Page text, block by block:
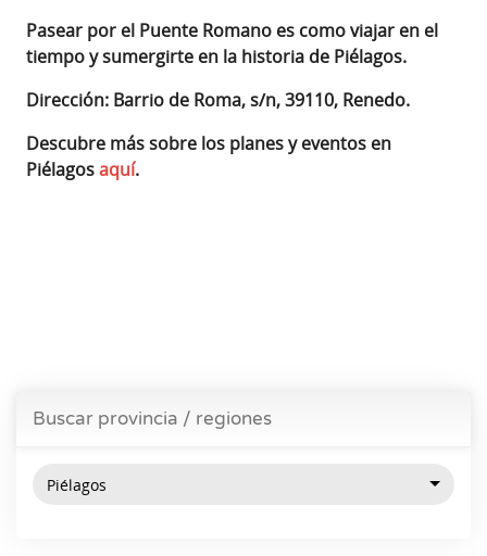
Pasear por el Puente Romano es como viajar en el
tiempo y sumergirte en la historia de Piélagos.
Dirección: Barrio de Roma, s/n, 39110, Renedo.
Descubre más sobre los planes y eventos en
Piélagosaquí.
Buscar provincia / regiones
Piélagos